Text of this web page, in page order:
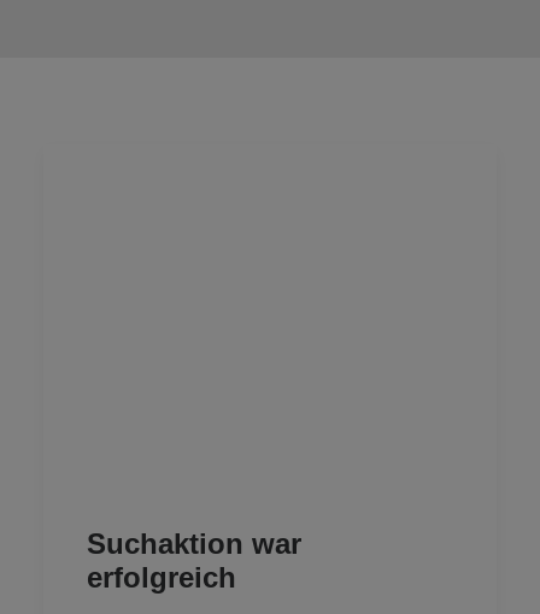
Suchaktion war
erfolgreich